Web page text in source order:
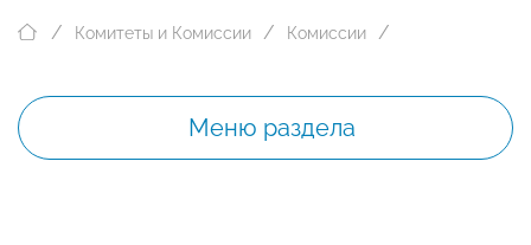
Комитеты и Комиссии Комиссии
Меню раздела